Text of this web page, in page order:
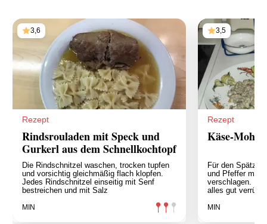
3,6
Rezept
Rindsrouladen mit Speck und
Gurkerl aus dem Schnellkochtopf
Die Rindschnitzel waschen, trocken tupfen
und vorsichtig gleichmäßig flach klopfen.
Jedes Rindschnitzel einseitig mit Senf
bestreichen und mit Salz
MIN
3,5
Rezept
Käse-
Für den
und Pfeffer mit
verschlagen.
alles gut
MIN